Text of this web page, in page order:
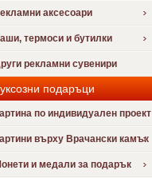
аксесоари
термоси и бутилки
рекламни сувенири
подаръци
по индивидуален проект
върху Врачански камък
и медали за подарък